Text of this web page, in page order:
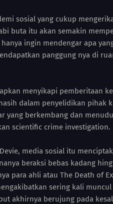
sosial yang cukup
buta itu akan semakin
ingin mendengar apa
panggung nya di
menyikapi pemberitaan
dalam penyelidikan pihak
yang berkembang dan
scientific crime investigation.
media sosial itu
beraksi bebas kadang
para ahli atau The Death of
sering kali
akhirnya berujung pada